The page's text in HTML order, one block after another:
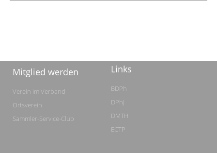
Mitglied werden
Verein im Verband
Ortsverein
Sammler-Service-Club
Links
BDPh
DPhJ
DMTH
ECTP